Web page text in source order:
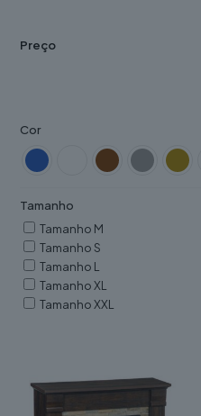
Preço
Cor
Tamanho
Tamanho M
Tamanho S
Tamanho L
Tamanho XL
Tamanho XXL